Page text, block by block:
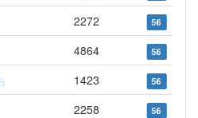
2272 56
4864 56
1423 56
2258 56